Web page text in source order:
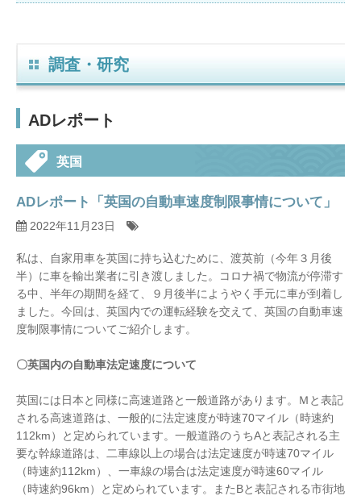
調査・研究
ADレポート
英国
ADレポート「英国の自動車速度制限事情について」
2022年11月23日
私は、自家用車を英国に持ち込むために、渡英前（今年３月後
半）に車を輸出業者に引き渡しました。コロナ禍で物流が停滞す
る中、半年の期間を経て、９月後半にようやく手元に車が到着し
ました。今回は、英国内での運転経験を交えて、英国の自動車速
度制限事情についてご紹介します。
〇英国内の自動車法定速度について
英国には日本と同様に高速道路と一般道路があります。Ｍと表記
される高速道路は、一般的に法定速度が時速70マイル（時速約
112km）と定められています。一般道路のうちAと表記される主
要な幹線道路は、二車線以上の場合は法定速度が時速70マイル
（時速約112km）、一車線の場合は法定速度が時速60マイル
（時速約96km）と定められています。またBと表記される市街地